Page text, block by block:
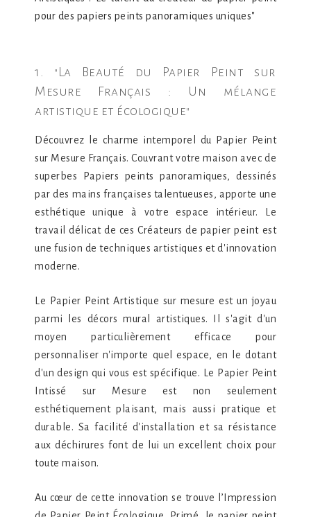
pour des papiers peints panoramiques uniques"
1. "La Beauté du Papier Peint sur
Mesure Français : Un mélange
artistique et écologique"
Découvrez le charme intemporel du Papier Peint
sur Mesure Français. Couvrant votre maison avec de
superbes Papiers peints panoramiques, dessinés
par des mains françaises talentueuses, apporte une
esthétique unique à votre espace intérieur. Le
travail délicat de ces Créateurs de papier peint est
une fusion de techniques artistiques et d'innovation
moderne.
Le Papier Peint Artistique sur mesure est un joyau
parmi les décors mural artistiques. Il s'agit d'un
moyen particulièrement efficace pour
personnaliser n'importe quel espace, en le dotant
d'un design qui vous est spécifique. Le Papier Peint
Intissé sur Mesure est non seulement
esthétiquement plaisant, mais aussi pratique et
durable. Sa facilité d'installation et sa résistance
aux déchirures font de lui un excellent choix pour
toute maison.
Au cœur de cette innovation se trouve l’Impression